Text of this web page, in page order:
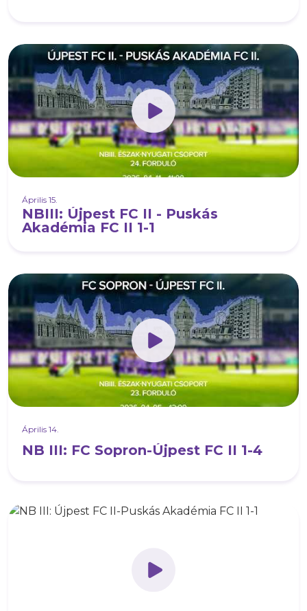
Április 15.
NBIII: Újpest FC II - Puskás
Akadémia FC II 1-1
Április 14.
NB III: FC Sopron-Újpest FC II 1-4